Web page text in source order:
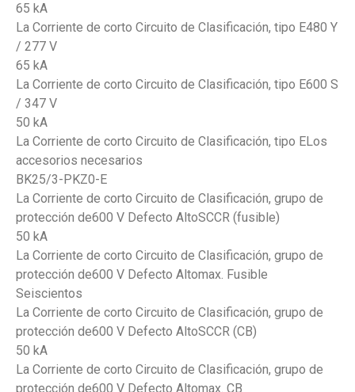
65 kA
La Corriente de corto Circuito de Clasificación, tipo E480 Y
/ 277 V
65 kA
La Corriente de corto Circuito de Clasificación, tipo E600 S
/ 347 V
50 kA
La Corriente de corto Circuito de Clasificación, tipo ELos
accesorios necesarios
BK25/3-PKZ0-E
La Corriente de corto Circuito de Clasificación, grupo de
protección de600 V Defecto AltoSCCR (fusible)
50 kA
La Corriente de corto Circuito de Clasificación, grupo de
protección de600 V Defecto Altomax. Fusible
Seiscientos
La Corriente de corto Circuito de Clasificación, grupo de
protección de600 V Defecto AltoSCCR (CB)
50 kA
La Corriente de corto Circuito de Clasificación, grupo de
protección de600 V Defecto Altomax. CB